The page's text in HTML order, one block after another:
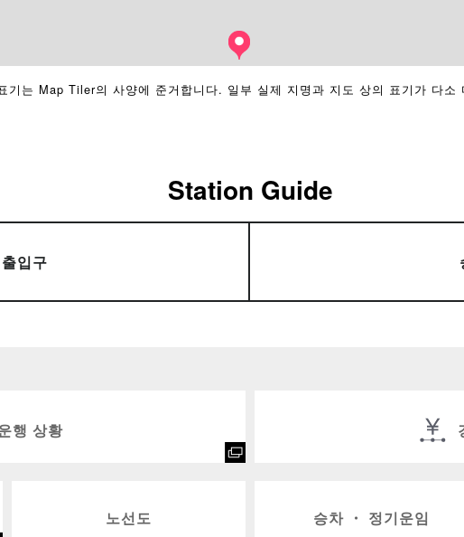
기는 Map Tiler의 사양에 준거합니다. 일부 실제 지명과 지도 상의 표기가 다소
Station Guide
입구
행 상황
노선도 승차 ・ 정기운임